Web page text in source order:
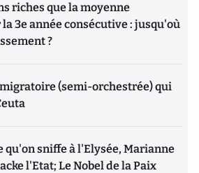
riches que la moyenne
3e année consécutive : jusqu'où
?
(semi-orchestrée) qui
qu'on sniffe à l'Elysée, Marianne
l'Etat; Le Nobel de la Paix